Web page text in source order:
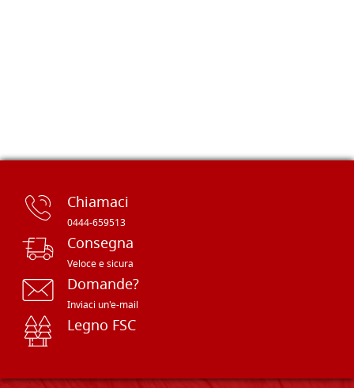
Chiamaci
0444-659513
Consegna
Veloce e sicura
Domande?
Inviaci un'e-mail
Legno FSC